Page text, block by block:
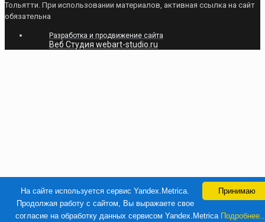
Тольятти. При использовании материалов, активная ссылка на сайт
обязательна
Разработка и продвижение сайта
Веб Студия webart-studio.ru
Принимаю
На сайте используется сервис Yandex.Metrica.
Продолжая работу с сайтом, Вы выражаете свое
согласие на обработку данных сервисом Yandex.Metrica